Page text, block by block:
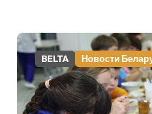
а
п
и
BELTA Новости